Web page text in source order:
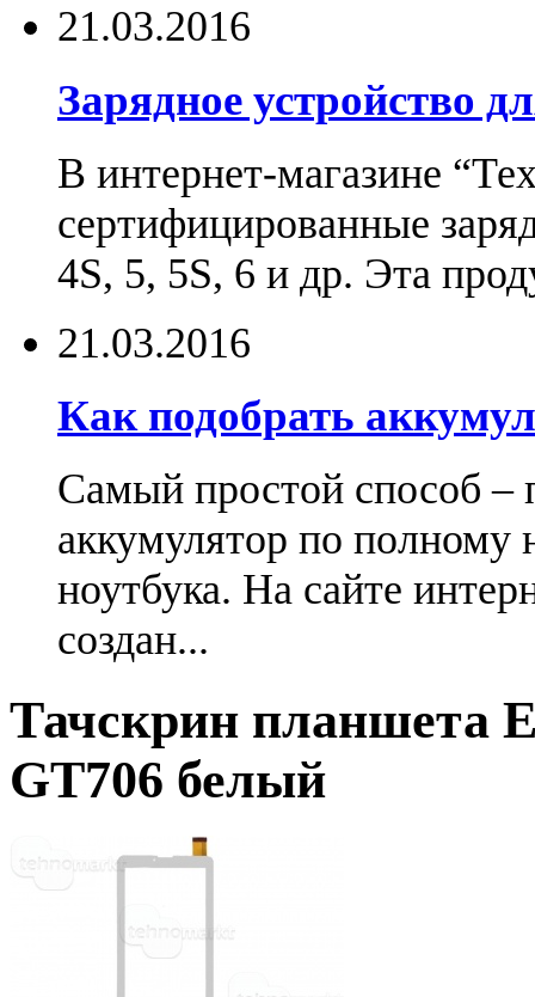
21.03.2016
Зарядное устройство
В интернет-магазине
сертифицированные
4S, 5, 5S, 6 и др. Эта
21.03.2016
Как подобрать
Самый простой способ –
аккумулятор по
ноутбука. На сайте
создан...
Тачскрин планшета
GT706 белый